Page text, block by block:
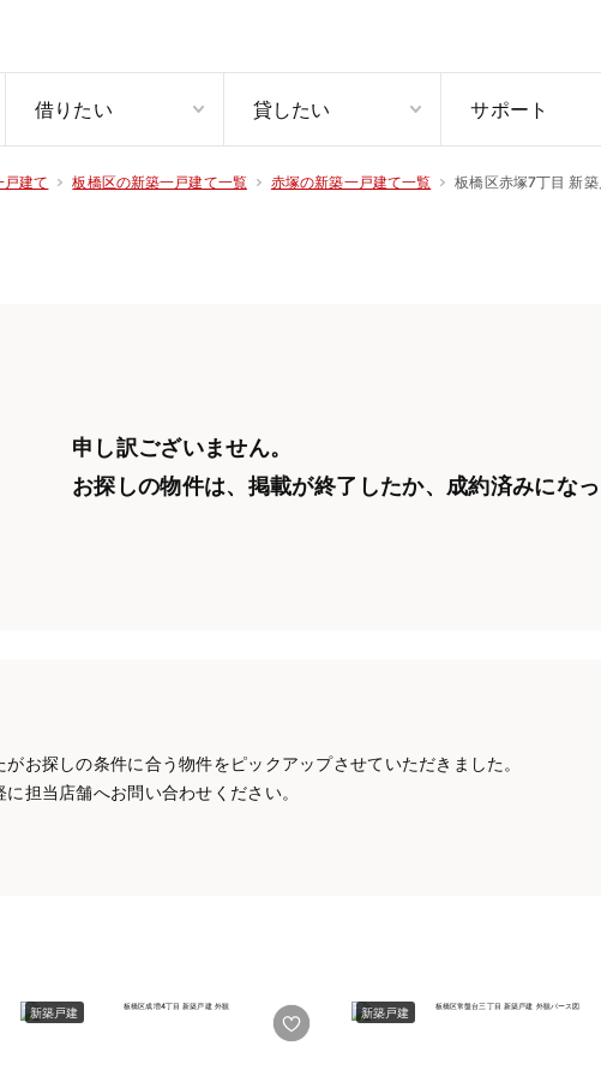
借りたい 貸したい サポート
戸建て 板橋区の新築一戸建て一覧 赤塚の新築一戸建て一覧 板橋区赤塚7丁目 新
申し訳ございません。
お探しの物件は、掲載が終了したか、 成約済みにな
がお探しの条件に合う物件をピックアップさせていただきました。
に担当店舗へお問い合わせください。
新築戸建 新築戸建